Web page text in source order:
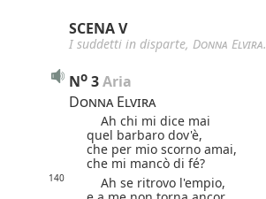
SCENA V
I suddetti in disparte, Donna Elvira.
No 3 Aria
Donna Elvira
Ah chi mi dice mai
quel barbaro dov'è,
che per mio scorno amai,
che mi mancò di fé?
140
Ah se ritrovo l'empio,